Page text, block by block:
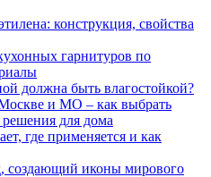
конструкция, свойства
гарнитуров по
должна быть влагостойкой?
и МО – как выбрать
для дома
где применяется и как
создающий иконы мирового